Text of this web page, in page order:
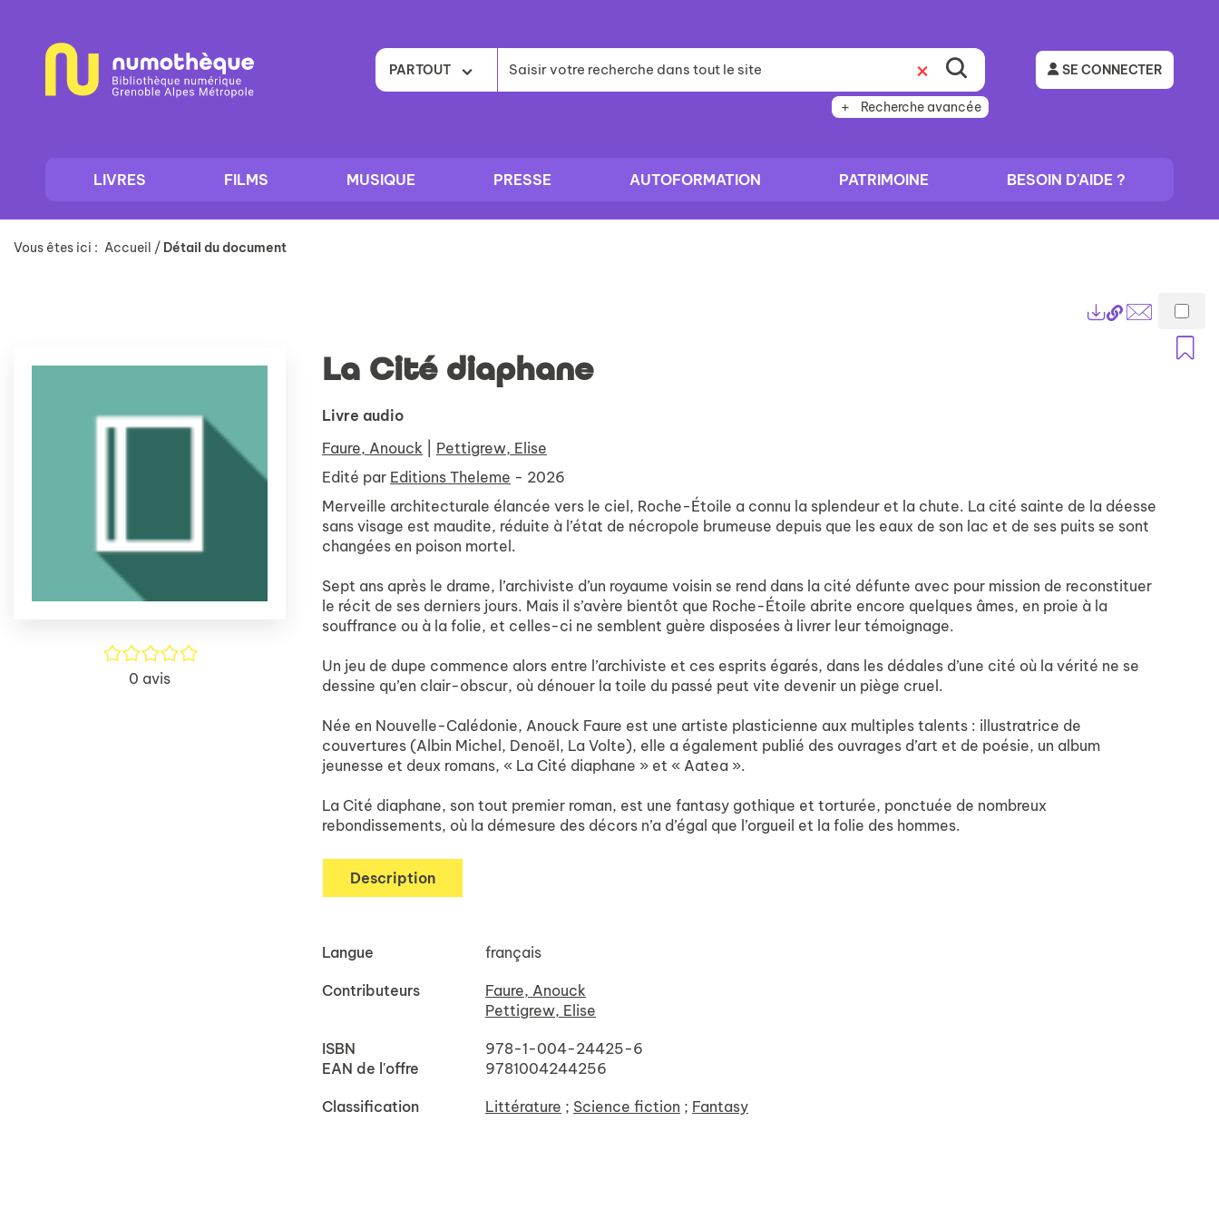
contenu
PARTOUT
Recherche avancée
SE CONNECTER
LIVRES FILMS MUSIQUE PRESSE AUTOFORMATION PATRIMOINE BESOIN D'AIDE ?
Vous êtes ici : Accueil / Détail du document
Lien
permanent
(Nouvelle
Envoyer
/5
0 avis
La Cité diaphane
Livre audio
Faure, Anouck
Pettigrew, Elise
Edité par Editions Theleme - 2026
Merveille architecturale élancée vers le ciel, Roche-Étoile a connu la splendeur et la chute. La cité sainte de la déesse
sans visage est maudite, réduite à l’état de nécropole brumeuse depuis que les eaux de son lac et de ses puits se sont
changées en poison mortel.
Sept ans après le drame, l’archiviste d’un royaume voisin se rend dans la cité défunte avec pour mission de reconstituer
le récit de ses derniers jours. Mais il s’avère bientôt que Roche-Étoile abrite encore quelques âmes, en proie à la
souffrance ou à la folie, et celles-ci ne semblent guère disposées à livrer leur témoignage.
Un jeu de dupe commence alors entre l’archiviste et ces esprits égarés, dans les dédales d’une cité où la vérité ne se
dessine qu’en clair-obscur, où dénouer la toile du passé peut vite devenir un piège cruel.
Née en Nouvelle-Calédonie, Anouck Faure est une artiste plasticienne aux multiples talents : illustratrice de
couvertures (Albin Michel, Denoël, La Volte), elle a également publié des ouvrages d’art et de poésie, un album
jeunesse et deux romans, « La Cité diaphane » et « Aatea ».
La Cité diaphane, son tout premier roman, est une fantasy gothique et torturée, ponctuée de nombreux
rebondissements, où la démesure des décors n’a d’égal que l’orgueil et la folie des hommes.
Description
Langue français
Contributeurs
Faure, Anouck
Pettigrew, Elise
ISBN
978-1-004-24425-6
EAN de l'offre
9781004244256
Classification Littérature ; Science fiction ; Fantasy